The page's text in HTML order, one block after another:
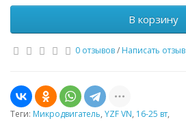
В корзину
0 отзывов/ Написать отзыв
Теги: Микродвигатель, YZF VN, 16-25 вт,